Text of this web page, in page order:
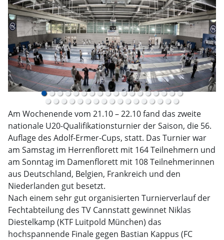
Am Wochenende vom 21.10 – 22.10 fand das zweite
nationale U20-Qualifikationsturnier der Saison, die 56.
Auflage des Adolf-Ermer-Cups, statt. Das Turnier war
am Samstag im Herrenflorett mit 164 Teilnehmern und
am Sonntag im Damenflorett mit 108 Teilnehmerinnen
aus Deutschland, Belgien, Frankreich und den
Niederlanden gut besetzt.
Nach einem sehr gut organisierten Turnierverlauf der
Fechtabteilung des TV Cannstatt gewinnet Niklas
Diestelkamp (KTF Luitpold München) das
hochspannende Finale gegen Bastian Kappus (FC